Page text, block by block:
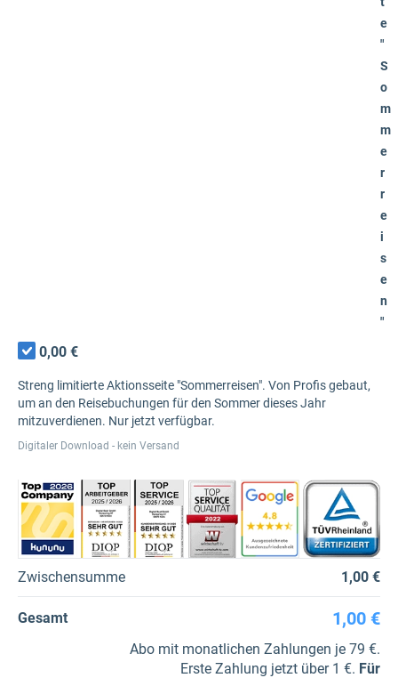
e
"
S
o
m
m
e
r
r
e
i
s
e
n
"
0,00 €
Streng limitierte Aktionsseite "Sommerreisen". Von Profis gebaut,
um an den Reisebuchungen für den Sommer dieses Jahr
mitzuverdienen. Nur jetzt verfügbar.
Digitaler Download - kein Versand
Zwischensumme 1,00 €
Gesamt 1,00 €
Abo mit monatlichen Zahlungen je 79 €.
Erste Zahlung jetzt über 1 €. Für